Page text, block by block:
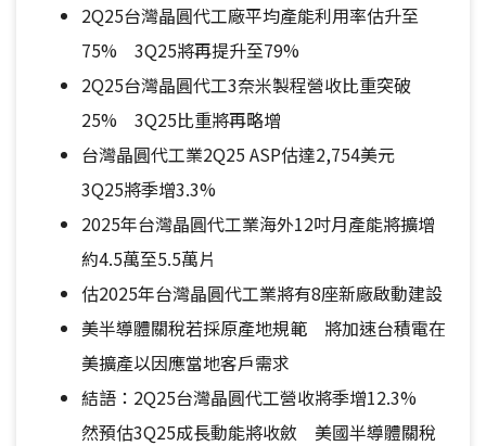
2Q25台灣晶圓代工廠平均產能利用率估升至
75% 3Q25將再提升至79%
2Q25台灣晶圓代工3奈米製程營收比重突破
25% 3Q25比重將再略增
台灣晶圓代工業2Q25 ASP估達2,754美元
3Q25將季增3.3%
2025年台灣晶圓代工業海外12吋月產能將擴增
約4.5萬至5.5萬片
估2025年台灣晶圓代工業將有8座新廠啟動建設
美半導體關稅若採原產地規範 將加速台積電在
美擴產以因應當地客戶需求
結語：2Q25台灣晶圓代工營收將季增12.3%
然預估3Q25成長動能將收斂 美國半導體關稅